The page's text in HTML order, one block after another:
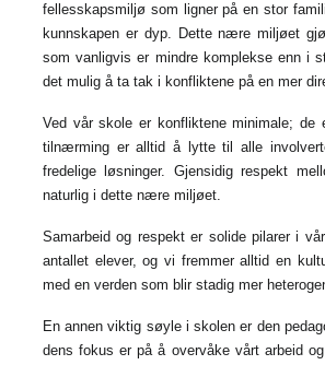
fellesskapsmiljø som ligner på en stor
kunnskapen er dyp. Dette nære miljøet
som vanligvis er mindre komplekse enn i
det mulig å ta tak i konfliktene på en mer
Ved vår skole er konfliktene minimale;
tilnærming er alltid å lytte til alle
fredelige løsninger. Gjensidig respekt
naturlig i dette nære miljøet.
Samarbeid og respekt er solide pilarer i
antallet elever, og vi fremmer alltid en
med en verden som blir stadig mer
En annen viktig søyle i skolen er den
dens fokus er på å overvåke vårt arbeid